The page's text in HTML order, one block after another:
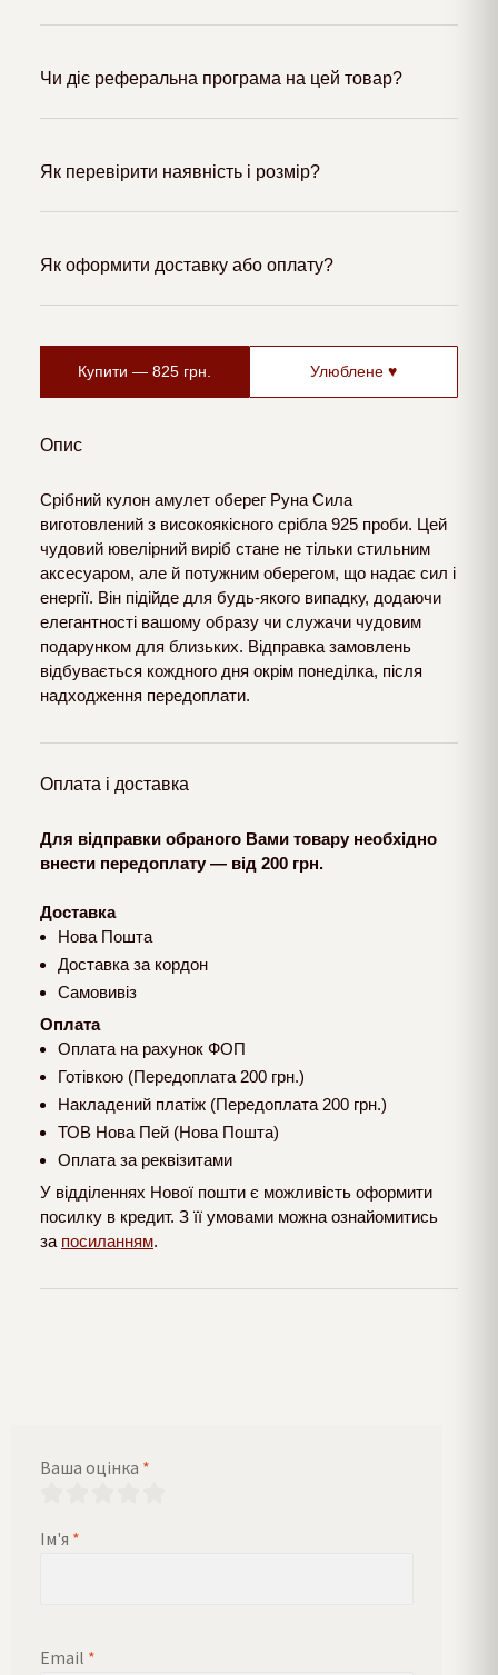
Чи діє реферальна програма на цей товар?
Як перевірити наявність і розмір?
Як оформити доставку або оплату?
Купити — 825 грн. Улюблене ♥
Опис
Срібний кулон амулет оберег Руна Сила
виготовлений з високоякісного срібла 925 проби. Цей
чудовий ювелірний виріб стане не тільки стильним
аксесуаром, але й потужним оберегом, що надає сил і
енергії. Він підійде для будь-якого випадку, додаючи
елегантності вашому образу чи служачи чудовим
подарунком для близьких. Відправка замовлень
відбувається кождного дня окрім понеділка, після
надходження передоплати.
Оплата і доставка
Для відправки обраного Вами товару необхідно
внести передоплату — від 200 грн.
Доставка
Нова Пошта
Доставка за кордон
Самовивіз
Оплата
Оплата на рахунок ФОП
Готівкою (Передоплата 200 грн.)
Накладений платіж (Передоплата 200 грн.)
ТОВ Нова Пей (Нова Пошта)
Оплата за реквізитами
У відділеннях Нової пошти є можливість оформити
посилку в кредит. З її умовами можна ознайомитись
за посиланням.
Ваша оцінка *
Ім'я *
Email *